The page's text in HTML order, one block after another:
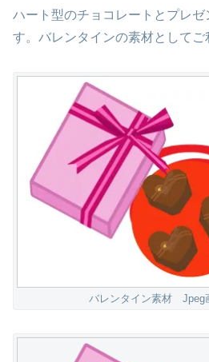
ハート型のチョコレートとプレ
す。バレンタインの素材としてご
バレンタイン素材 Jpeg